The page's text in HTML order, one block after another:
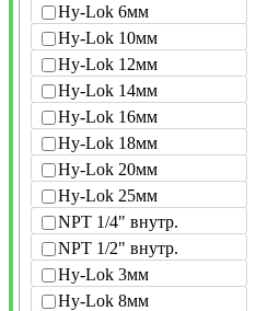
Hy-Lok 6мм
Hy-Lok 10мм
Hy-Lok 12мм
Hy-Lok 14мм
Hy-Lok 16мм
Hy-Lok 18мм
Hy-Lok 20мм
Hy-Lok 25мм
NPT 1/4" внутр.
NPT 1/2" внутр.
Hy-Lok 3мм
Hy-Lok 8мм